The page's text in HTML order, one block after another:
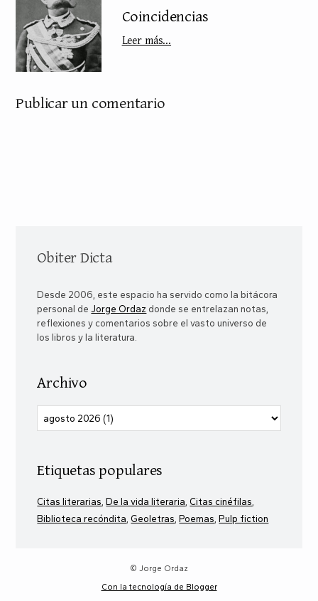
Coincidencias
Leer más...
Publicar un comentario
Obiter Dicta
Desde 2006, este espacio ha servido como la bitácora
personal de Jorge Ordaz donde se entrelazan notas,
reflexiones y comentarios sobre el vasto universo de
los libros y la literatura.
Archivo
Etiquetas populares
Citas literarias De la vida literaria Citas cinéfilas
Biblioteca recóndita Geoletras Poemas Pulp fiction
Con la tecnología de Blogger
© Jorge Ordaz